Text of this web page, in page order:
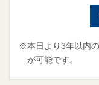
※本日より3年以内
が可能です。